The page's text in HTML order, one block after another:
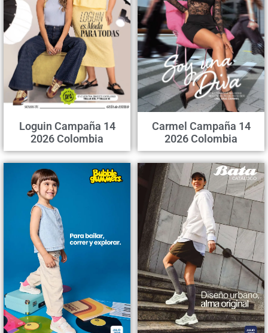
Loguin Campaña 14
2026 Colombia
Carmel Campaña 14
2026 Colombia